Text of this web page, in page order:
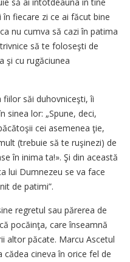
fiecare zi ce ai făcut bine
nu cumva să cazi în patima
să te foloseşti de
şi cu rugăciunea
săi duhovniceşti, îi
sinea lor: „Spune, deci,
cei asemenea ţie,
(trebuie să te ruşinezi) de
în inima ta!». Şi din această
lui Dumnezeu se va face
de patimi”.
regretul sau părerea de
pocăinţa, care înseamnă
altor păcate. Marcu Ascetul
cădea cineva în orice fel de